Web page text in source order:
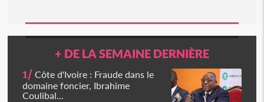
+ DE LA SEMAINE DERNIÈRE
1/ Côte d'Ivoire : Fraude dans le
domaine foncier, Ibrahime
Coulibal...